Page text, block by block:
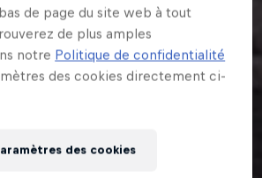
de page du site web à tout
de plus amples
notre Politique de confidentialité
des cookies directement ci-
des cookies